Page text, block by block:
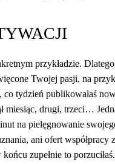
przykładzie.
Twojej pasji, na
co tydzień publikowałaś
miesiąc, drugi, trzeci…
na pielęgnowanie
ani ofert współpracy
zupełnie to porzuciłaś.